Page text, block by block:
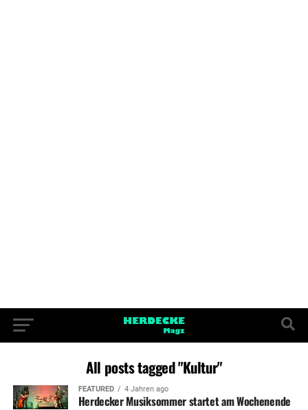
All posts tagged "Kultur"
FEATURED 4 Jahren ago
Herdecker Musiksommer startet am Wochenende